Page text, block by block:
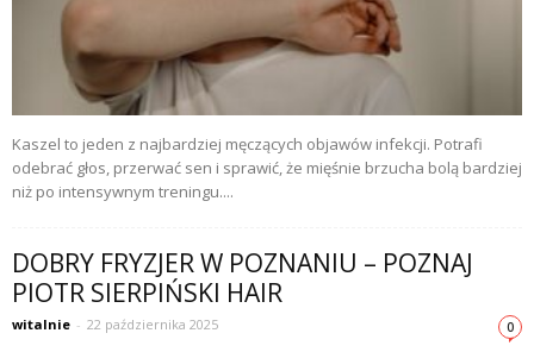
Kaszel to jeden z najbardziej męczących objawów infekcji. Potrafi
odebrać głos, przerwać sen i sprawić, że mięśnie brzucha bolą bardziej
niż po intensywnym treningu....
DOBRY FRYZJER W POZNANIU – POZNAJ
PIOTR SIERPIŃSKI HAIR
witalnie - 22 października 2025 0